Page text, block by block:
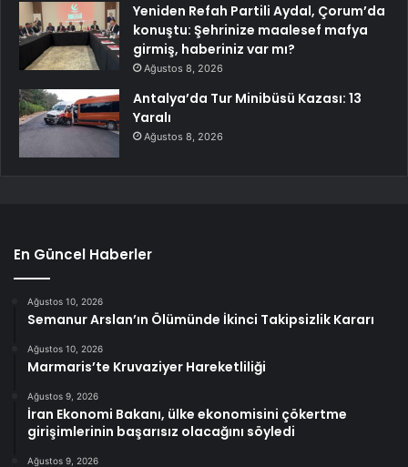
Yeniden Refah Partili Aydal, Çorum’da
konuştu: Şehrinize maalesef mafya
girmiş, haberiniz var mı?
Ağustos 8, 2026
Antalya’da Tur Minibüsü Kazası: 13
Yaralı
Ağustos 8, 2026
En Güncel Haberler
Ağustos 10, 2026
Semanur Arslan’ın Ölümünde İkinci Takipsizlik Kararı
Ağustos 10, 2026
Marmaris’te Kruvaziyer Hareketliliği
Ağustos 9, 2026
İran Ekonomi Bakanı, ülke ekonomisini çökertme
girişimlerinin başarısız olacağını söyledi
Ağustos 9, 2026